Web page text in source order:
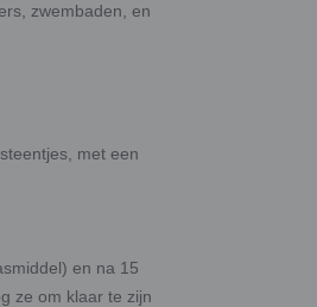
zwembaden, en
met een
en na 15
ze om klaar te zijn